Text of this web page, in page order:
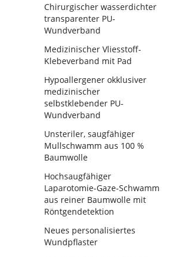
Chirurgischer wasserdichter
transparenter PU-
Wundverband
Medizinischer Vliesstoff-
Klebeverband mit Pad
Hypoallergener okklusiver
medizinischer
selbstklebender PU-
Wundverband
Unsteriler, saugfähiger
Mullschwamm aus 100 %
Baumwolle
Hochsaugfähiger
Laparotomie-Gaze-Schwamm
aus reiner Baumwolle mit
Röntgendetektion
Neues personalisiertes
Wundpflaster